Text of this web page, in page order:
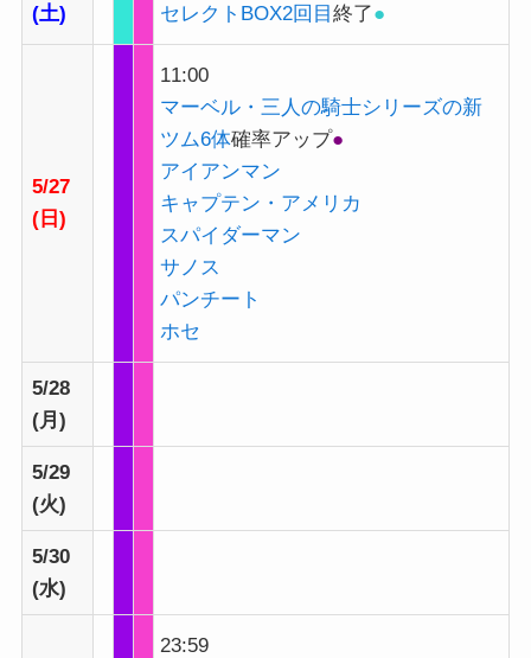
(土)
セレクトBOX2回目終了●
5/27
(日)
11:00
マーベル・三人の騎士シリーズの新
ツム6体確率アップ●
アイアンマン
キャプテン・アメリカ
スパイダーマン
サノス
パンチート
ホセ
5/28
(月)
5/29
(火)
5/30
(水)
23:59